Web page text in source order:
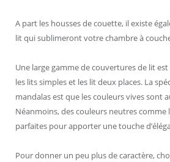
A part les housses de couette, il existe
lit qui sublimeront votre chambre à
Une large gamme de couvertures de lit
les lits simples et les lit deux places. La
mandalas est que les couleurs vives sont
Néanmoins, des couleurs neutres
parfaites pour apporter une touche
Pour donner un peu plus de caractère,